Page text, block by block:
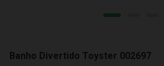
Banho Divertido Toyster 002697